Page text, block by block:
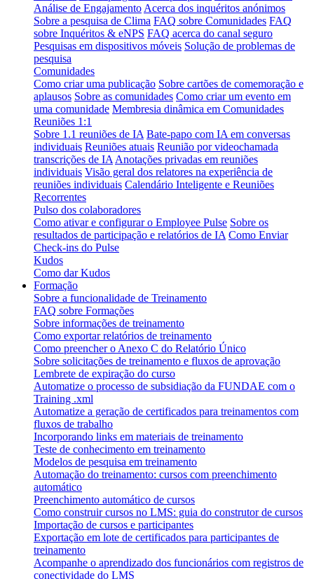
Análise de Engajamento Acerca dos inquéritos anónimos
Sobre a pesquisa de Clima FAQ sobre Comunidades FAQ
sobre Inquéritos & eNPS FAQ acerca do canal seguro
Pesquisas em dispositivos móveis Solução de problemas de
pesquisa
Comunidades
Como criar uma publicação Sobre cartões de comemoração e
aplausos Sobre as comunidades Como criar um evento em
uma comunidade Membresia dinâmica em Comunidades
Reuniões 1:1
Sobre 1.1 reuniões de IA Bate-papo com IA em conversas
individuais Reuniões atuais Reunião por videochamada
transcrições de IA Anotações privadas em reuniões
individuais Visão geral dos relatores na experiência de
reuniões individuais Calendário Inteligente e Reuniões
Recorrentes
Pulso dos colaboradores
Como ativar e configurar o Employee Pulse Sobre os
resultados de participação e relatórios de IA Como Enviar
Check-ins do Pulse
Kudos
Como dar Kudos
Formação
Sobre a funcionalidade de Treinamento
FAQ sobre Formações
Sobre informações de treinamento
Como exportar relatórios de treinamento
Como preencher o Anexo C do Relatório Único
Sobre solicitações de treinamento e fluxos de aprovação
Lembrete de expiração do curso
Automatize o processo de subsidiação da FUNDAE com o
Training .xml
Automatize a geração de certificados para treinamentos com
fluxos de trabalho
Incorporando links em materiais de treinamento
Teste de conhecimento em treinamento
Modelos de pesquisa em treinamento
Automação do treinamento: cursos com preenchimento
automático
Preenchimento automático de cursos
Como construir cursos no LMS: guia do construtor de cursos
Importação de cursos e participantes
Exportação em lote de certificados para participantes de
treinamento
Acompanhe o aprendizado dos funcionários com registros de
conectividade do LMS